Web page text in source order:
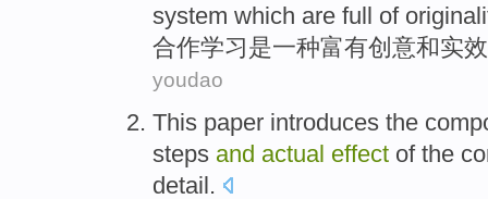
system which are full of
合作学习 是一种富有创意和实效
youdao
This paper introduces the
steps and actual effect of the
detail.